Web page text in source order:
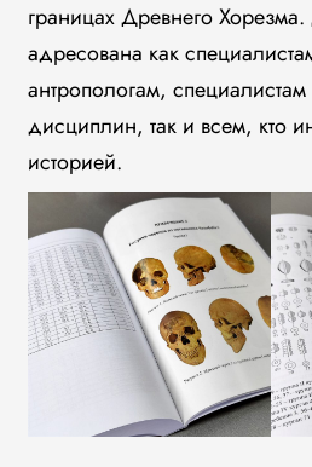
границах Древнего
адресована как
антропологам,
дисциплин, так и всем, кто
историей.